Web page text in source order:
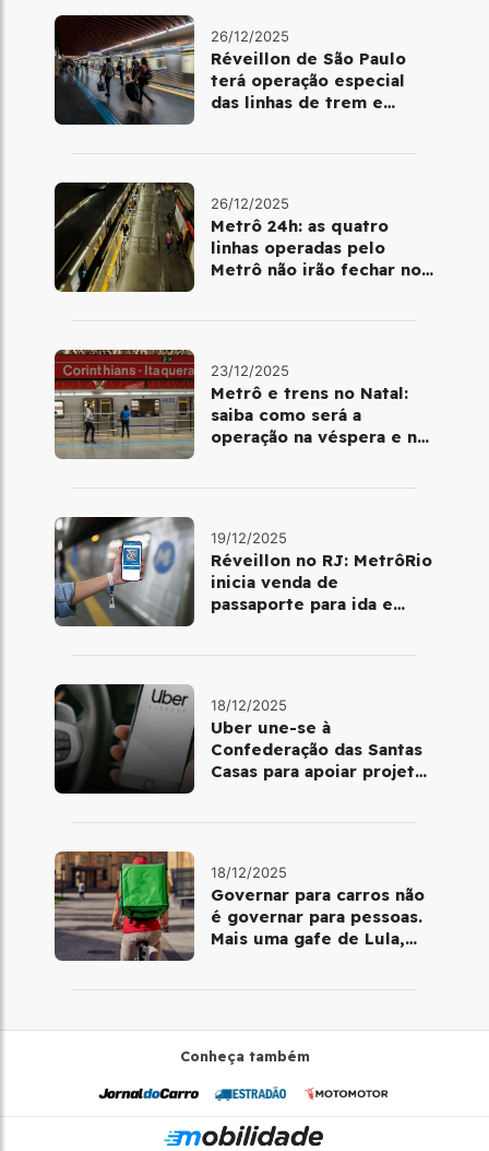
26/12/2025
Réveillon de São Paulo
terá operação especial
das linhas de trem e
26/12/2025
Metrô 24h: as quatro
linhas operadas pelo
Metrô não irão fechar no
23/12/2025
Metrô e trens no Natal:
saiba como será a
operação na véspera e no
19/12/2025
Réveillon no RJ: MetrôRio
inicia venda de
passaporte para ida e
18/12/2025
Uber une-se à
Confederação das Santas
Casas para apoiar projetos
18/12/2025
Governar para carros não
é governar para pessoas.
Mais uma gafe de Lula,
Conheça também